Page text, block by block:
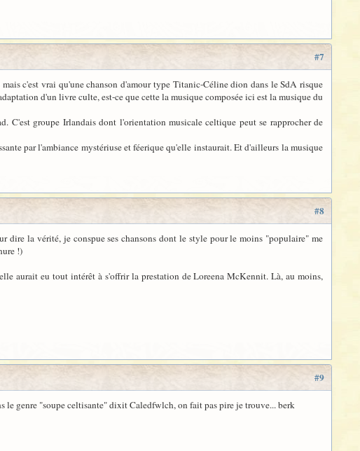
#7
c'est vrai qu'une chanson d'amour type Titanic-Céline dion dans le SdA risque
d'un livre culte, est-ce que cette la musique composée ici est la musique du
C'est groupe Irlandais dont l'orientation musicale celtique peut se rapprocher de
par l'ambiance mystériuse et féerique qu'elle instaurait. Et d'ailleurs la musique
#8
la vérité, je conspue ses chansons dont le style pour le moins "populaire" me
!)
aurait eu tout intérêt à s'offrir la prestation de Loreena McKennit. Là, au moins,
#9
le genre "soupe celtisante" dixit Caledfwlch, on fait pas pire je trouve... berk